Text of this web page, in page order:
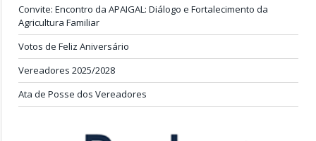
Convite: Encontro da APAIGAL: Diálogo e Fortalecimento da
Agricultura Familiar
Votos de Feliz Aniversário
Vereadores 2025/2028
Ata de Posse dos Vereadores